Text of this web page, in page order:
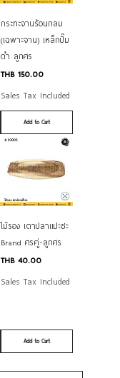
กระทะจานร้อนกลม
(เฉพาะจาน) เหล็กปั๊ม
ดำ ลูกศร
Price
THB 150.00
Sales Tax Included
Add to Cart
ไม้รอง เตาปลาแปะซะ
Brand ศรคู่-ลูกศร
Price
THB 40.00
Sales Tax Included
Add to Cart